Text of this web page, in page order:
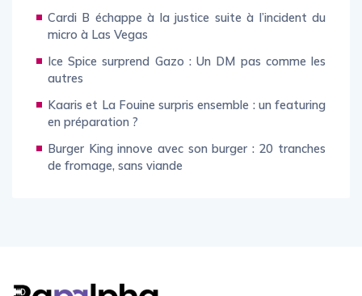
Cardi B échappe à la justice suite à l’incident du
micro à Las Vegas
Ice Spice surprend Gazo : Un DM pas comme les
autres
Kaaris et La Fouine surpris ensemble : un featuring
en préparation ?
Burger King innove avec son burger : 20 tranches
de fromage, sans viande